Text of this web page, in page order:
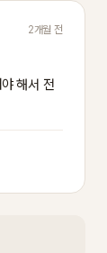
2개월 전
해서 전